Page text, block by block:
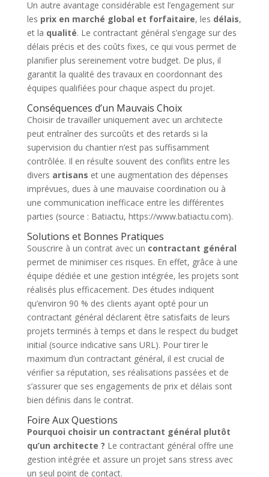
Un autre avantage considérable est l’engagement sur
les prix en marché global et forfaitaire, les délais,
et la qualité. Le contractant général s’engage sur des
délais précis et des coûts fixes, ce qui vous permet de
planifier plus sereinement votre budget. De plus, il
garantit la qualité des travaux en coordonnant des
équipes qualifiées pour chaque aspect du projet.
Conséquences d’un Mauvais Choix
Choisir de travailler uniquement avec un architecte
peut entraîner des surcoûts et des retards si la
supervision du chantier n’est pas suffisamment
contrôlée. Il en résulte souvent des conflits entre les
divers artisans et une augmentation des dépenses
imprévues, dues à une mauvaise coordination ou à
une communication inefficace entre les différentes
parties (source : Batiactu, https://www.batiactu.com).
Solutions et Bonnes Pratiques
Souscrire à un contrat avec un contractant général
permet de minimiser ces risques. En effet, grâce à une
équipe dédiée et une gestion intégrée, les projets sont
réalisés plus efficacement. Des études indiquent
qu’environ 90 % des clients ayant opté pour un
contractant général déclarent être satisfaits de leurs
projets terminés à temps et dans le respect du budget
initial (source indicative sans URL). Pour tirer le
maximum d’un contractant général, il est crucial de
vérifier sa réputation, ses réalisations passées et de
s’assurer que ses engagements de prix et délais sont
bien définis dans le contrat.
Foire Aux Questions
Pourquoi choisir un contractant général plutôt
qu’un architecte ? Le contractant général offre une
gestion intégrée et assure un projet sans stress avec
un seul point de contact.